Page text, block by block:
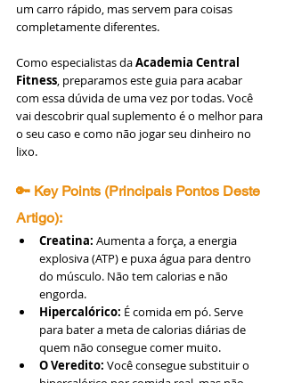
um carro rápido, mas servem para coisas
completamente diferentes.
Como especialistas da Academia Central
Fitness, preparamos este guia para acabar
com essa dúvida de uma vez por todas. Você
vai descobrir qual suplemento é o melhor para
o seu caso e como não jogar seu dinheiro no
lixo.
🔑 Key Points (Principais Pontos Deste
Artigo):
Creatina: Aumenta a força, a energia
explosiva (ATP) e puxa água para dentro
do músculo. Não tem calorias e não
engorda.
Hipercalórico: É comida em pó. Serve
para bater a meta de calorias diárias de
quem não consegue comer muito.
O Veredito: Você consegue substituir o